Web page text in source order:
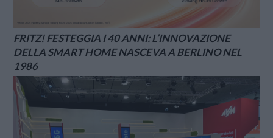
FRITZ! FESTEGGIA I 40 ANNI: L’INNOVAZIONE
DELLA SMART HOME NASCEVA A BERLINO NEL
1986